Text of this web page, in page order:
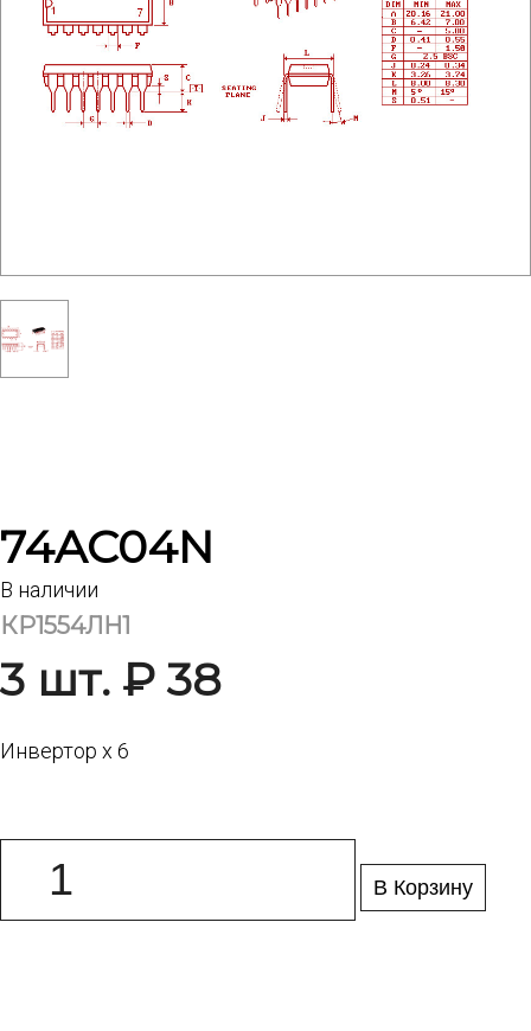
74AC04N
В наличии
КР1554ЛН1
3 шт. ₽ 38
Инвертор х 6
В Корзину